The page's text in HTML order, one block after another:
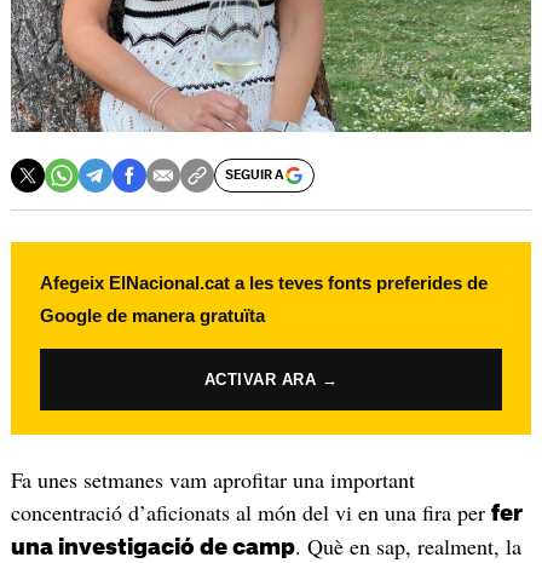
SEGUIR A
Afegeix ElNacional.cat a les teves fonts preferides de
Google de manera gratuïta
ACTIVAR ARA →
Fa unes setmanes vam aprofitar una important
concentració d’aficionats al món del vi en una fira per fer
una investigació de camp. Què en sap, realment, la